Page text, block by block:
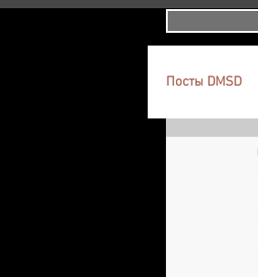
Посты DMSD